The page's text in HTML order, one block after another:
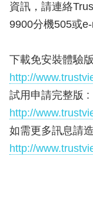
資訊，請連絡
9900分機505或
下載免安裝體驗
http://
試用申請完整版 :
http://
如需更多訊息請
http://